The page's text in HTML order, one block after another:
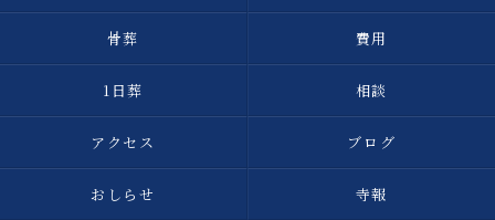
骨葬 費用
1日葬 相談
アクセス ブログ
おしらせ 寺報